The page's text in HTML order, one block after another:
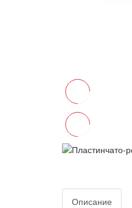
Описание